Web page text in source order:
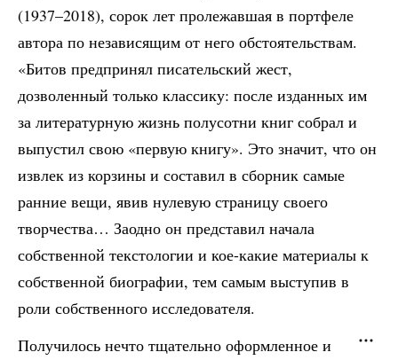
(1937–2018), сорок лет пролежавшая в портфеле
автора по независящим от него обстоятельствам.
«Битов предпринял писательский жест,
дозволенный только классику: после изданных им
за литературную жизнь полусотни книг собрал и
выпустил свою «первую книгу». Это значит, что он
извлек из корзины и составил в сборник самые
ранние вещи, явив нулевую страницу своего
творчества… Заодно он представил начала
собственной текстологии и кое-какие материалы к
собственной биографии, тем самым выступив в
роли собственного исследователя.
Получилось нечто тщательно оформленное и